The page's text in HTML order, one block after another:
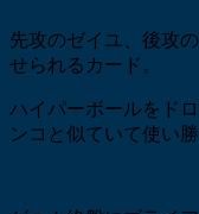
先攻のゼイユ、後攻
せられるカード。
ハイパーボールをド
ンコと似ていて使い